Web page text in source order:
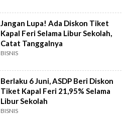
Jangan Lupa! Ada Diskon Tiket
Kapal Feri Selama Libur Sekolah,
Catat Tanggalnya
BISNIS
Berlaku 6 Juni, ASDP Beri Diskon
Tiket Kapal Feri 21,95% Selama
Libur Sekolah
BISNIS